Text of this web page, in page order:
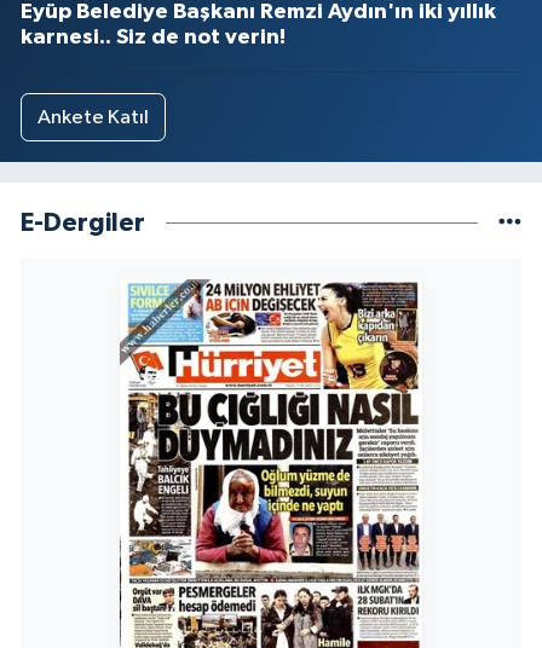
Eyüp Belediye Başkanı Remzi Aydın'ın iki yıllık
karnesi.. Siz de not verin!
Ankete Katıl
E-Dergiler